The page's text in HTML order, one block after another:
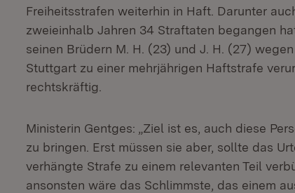
Freiheitsstrafen weiterhin in Haft. Darunter
zweieinhalb Jahren 34 Straftaten begangen
seinen Brüdern M. H. (23) und J. H. (27)
Stuttgart zu einer mehrjährigen Haftstrafe
rechtskräftig.
Ministerin Gentges: „Ziel ist es, auch diese
zu bringen. Erst müssen sie aber, sollte das
verhängte Strafe zu einem relevanten Teil
ansonsten wäre das Schlimmste, das einem